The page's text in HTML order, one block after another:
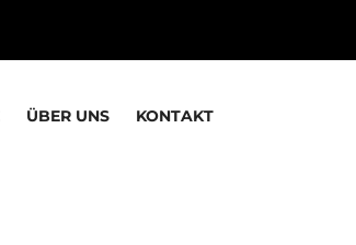
ÜBER UNS KONTAKT